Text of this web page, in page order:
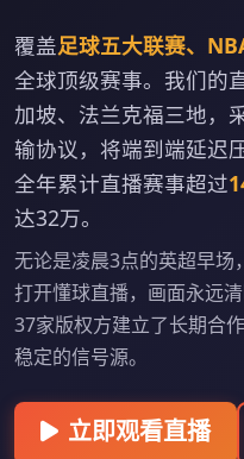
覆盖足球五大联赛、
全球顶级赛事。我们的
加坡、法兰克福三地，
输协议，将端到端延迟
全年累计直播赛事超过
达32万。
无论是凌晨3点的英超早场
打开懂球直播，画面永远
37家版权方建立了长期合
稳定的信号源。
立即观看直播